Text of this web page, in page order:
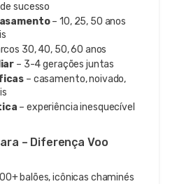
sucesso
– 10, 25, 50 anos
30, 40, 50, 60 anos
– 3-4 gerações juntas
– casamento, noivado,
– experiência inesquecível
– Diferença Voo
balões, icônicas chaminés